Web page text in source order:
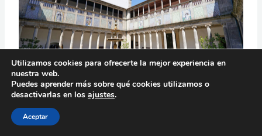
Utilizamos cookies para ofrecerte la mejor experiencia en
nuestra web.
Puedes aprender más sobre qué cookies utilizamos o
desactivarlas en los ajustes.
Aceptar